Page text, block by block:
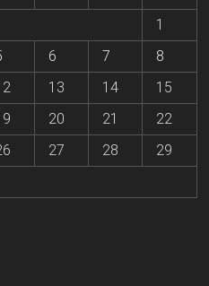
1
6 7
8
13 14
15
20 21
22
27 28
29